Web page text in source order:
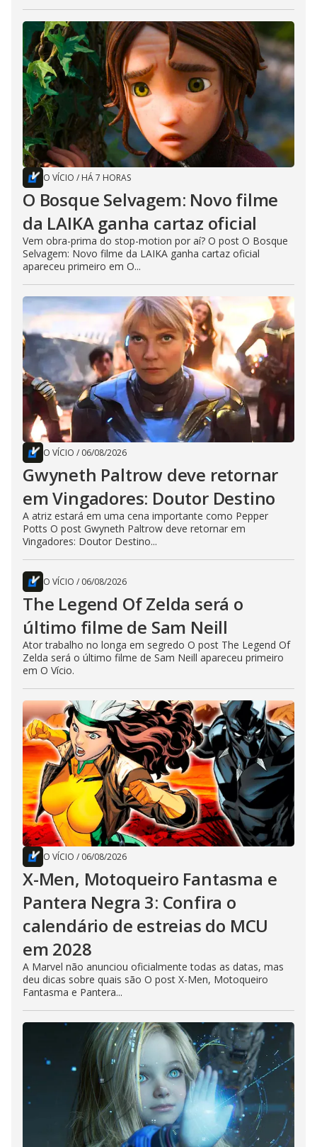
O VÍCIO / HÁ 7 HORAS
O Bosque Selvagem: Novo filme
da LAIKA ganha cartaz oficial
Vem obra-prima do stop-motion por aí? O post O Bosque
Selvagem: Novo filme da LAIKA ganha cartaz oficial
apareceu primeiro em O...
O VÍCIO / 06/08/2026
Gwyneth Paltrow deve retornar
em Vingadores: Doutor Destino
A atriz estará em uma cena importante como Pepper
Potts O post Gwyneth Paltrow deve retornar em
Vingadores: Doutor Destino...
O VÍCIO / 06/08/2026
The Legend Of Zelda será o
último filme de Sam Neill
Ator trabalho no longa em segredo O post The Legend Of
Zelda será o último filme de Sam Neill apareceu primeiro
em O Vício.
O VÍCIO / 06/08/2026
X-Men, Motoqueiro Fantasma e
Pantera Negra 3: Confira o
calendário de estreias do MCU
em 2028
A Marvel não anunciou oficialmente todas as datas, mas
deu dicas sobre quais são O post X-Men, Motoqueiro
Fantasma e Pantera...